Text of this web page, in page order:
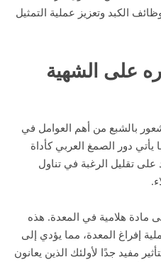
الكبد وتعزيز عملية التمثيل
على الشهية
بالشبع من أهم العوامل في
يأتي دور الصمغ العربي كأداة
تقليل الرغبة في تناول
مادة هلامية في المعدة. هذه
إفراغ المعدة، مما يؤدي إلى
مفيد جدًا لأولئك الذين يعانون